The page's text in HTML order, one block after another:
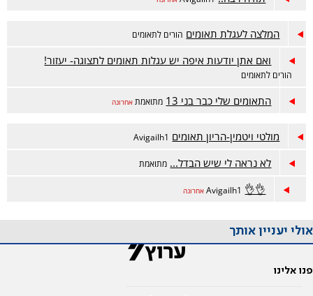
המלצה לעגלת תאומים הורים לתאומים
ואם אתן יודעות איפה יש עגלות תאומים לתצוגה- יעזור!
הורים לתאומים
התאומים שלי כבר בני 13 מתואמת אחרונה
מולטי ויטמין-הריון תאומים Avigailh1
לא נראה לי שיש הבדל... מתואמת
👌👌
Avigailh1 אחרונה
אולי יעניין אותך
פנו אלינו